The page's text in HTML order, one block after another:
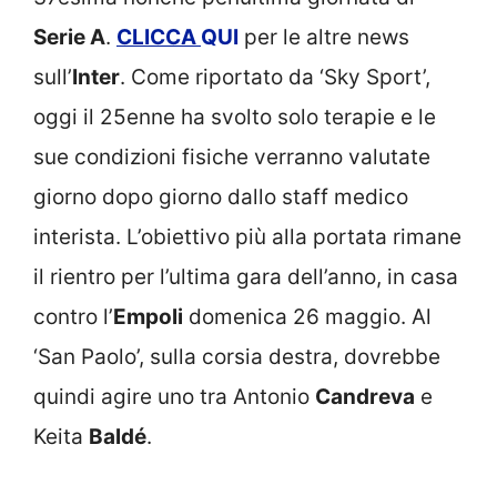
Serie A. CLICCA QUI per le altre news
sull’Inter. Come riportato da ‘Sky Sport’,
oggi il 25enne ha svolto solo terapie e le
sue condizioni fisiche verranno valutate
giorno dopo giorno dallo staff medico
interista. L’obiettivo più alla portata rimane
il rientro per l’ultima gara dell’anno, in casa
contro l’Empoli domenica 26 maggio. Al
‘San Paolo’, sulla corsia destra, dovrebbe
quindi agire uno tra Antonio Candreva e
Keita Baldé.